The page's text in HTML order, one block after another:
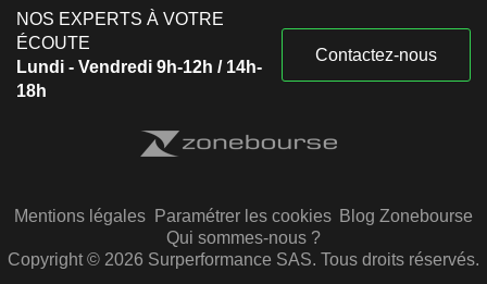
NOS EXPERTS À VOTRE
ÉCOUTE
Lundi - Vendredi 9h-12h / 14h-
18h
Contactez-nous
Mentions légales Paramétrer les cookies Blog Zonebourse
Qui sommes-nous ?
Copyright © 2026 Surperformance SAS. Tous droits réservés.